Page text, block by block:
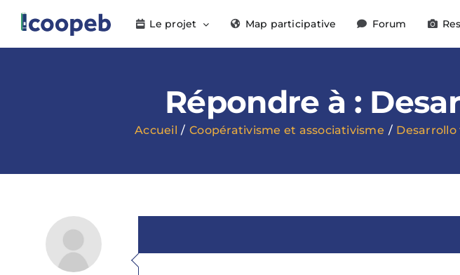
contenu
Le projet Map participative Forum
Répondre à :
Accueil Coopérativisme et associativisme Desarrollo